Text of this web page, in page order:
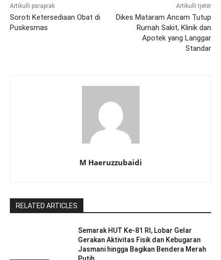
Artikulli paraprak
Soroti Ketersediaan Obat di
Puskesmas
Artikulli tjetër
Dikes Mataram Ancam Tutup
Rumah Sakit, Klinik dan
Apotek yang Langgar
Standar
M Haeruzzubaidi
RELATED ARTICLES
Semarak HUT Ke-81 RI, Lobar Gelar
Gerakan Aktivitas Fisik dan Kebugaran
Jasmani hingga Bagikan Bendera Merah
Putih